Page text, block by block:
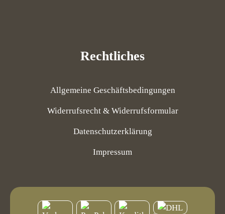
Rechtliches
Allgemeine Geschäftsbedingungen
Widerrufsrecht & Widerrufsformular
Datenschutzerklärung
Impressum